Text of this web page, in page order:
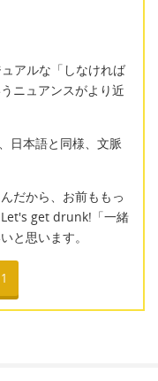
アルな「しなければ
ニュアンスがより近
日本語と同様、文脈
だから、お前ももっ
Let's get drunk!「一緒
と思います。
1